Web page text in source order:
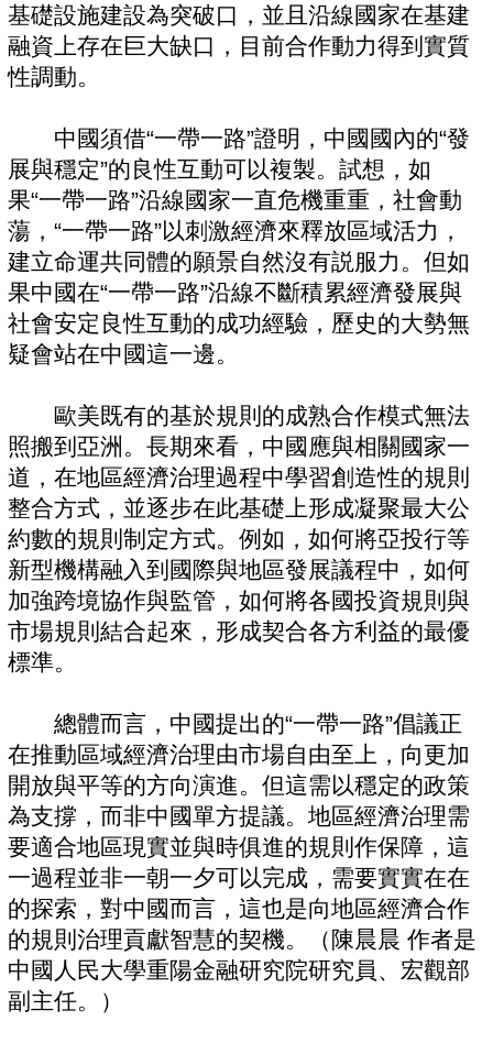
基礎設施建設為突破口，並且沿線國家在基建
融資上存在巨大缺口，目前合作動力得到實質
性調動。
中國須借“一帶一路”證明，中國國內的“發
展與穩定”的良性互動可以複製。試想，如
果“一帶一路”沿線國家一直危機重重，社會動
蕩，“一帶一路”以刺激經濟來釋放區域活力，
建立命運共同體的願景自然沒有説服力。但如
果中國在“一帶一路”沿線不斷積累經濟發展與
社會安定良性互動的成功經驗，歷史的大勢無
疑會站在中國這一邊。
歐美既有的基於規則的成熟合作模式無法
照搬到亞洲。長期來看，中國應與相關國家一
道，在地區經濟治理過程中學習創造性的規則
整合方式，並逐步在此基礎上形成凝聚最大公
約數的規則制定方式。例如，如何將亞投行等
新型機構融入到國際與地區發展議程中，如何
加強跨境協作與監管，如何將各國投資規則與
市場規則結合起來，形成契合各方利益的最優
標準。
總體而言，中國提出的“一帶一路”倡議正
在推動區域經濟治理由市場自由至上，向更加
開放與平等的方向演進。但這需以穩定的政策
為支撐，而非中國單方提議。地區經濟治理需
要適合地區現實並與時俱進的規則作保障，這
一過程並非一朝一夕可以完成，需要實實在在
的探索，對中國而言，這也是向地區經濟合作
的規則治理貢獻智慧的契機。（陳晨晨 作者是
中國人民大學重陽金融研究院研究員、宏觀部
副主任。）